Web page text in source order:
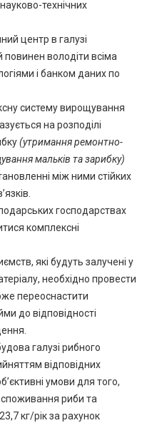
технічних
центр в галузі
повинен володіти всіма
і банком даних по
систему вирощування
на розподілі
(утримання ремонтно-
мальків та зарибку)
між ними стійких
господарствах
комплексні
які будуть залучені у
необхідно провести
переоснастити
до відповідності
галузі рибного
відповідних
умови для того,
риби та
кг/рік за рахунок